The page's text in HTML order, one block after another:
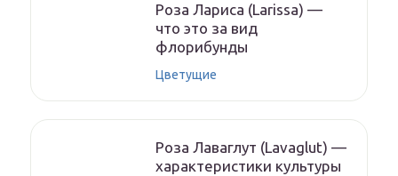
Роза Лариса (Larissa) —
что это за вид
флорибунды
Цветущие
Роза Лаваглут (Lavaglut) —
характеристики культуры